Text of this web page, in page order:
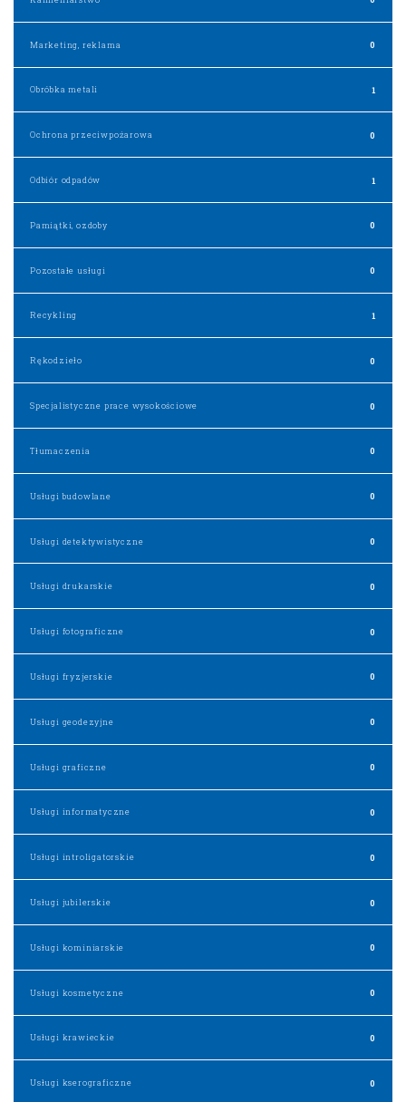
Marketing, reklama 0
Obróbka metali 1
Ochrona przeciwpożarowa 0
Odbiór odpadów 1
Pamiątki, ozdoby 0
Pozostałe usługi 0
Recykling 1
Rękodzieło 0
Specjalistyczne prace wysokościowe 0
Tłumaczenia 0
Usługi budowlane 0
Usługi detektywistyczne 0
Usługi drukarskie 0
Usługi fotograficzne 0
Usługi fryzjerskie 0
Usługi geodezyjne 0
Usługi graficzne 0
Usługi informatyczne 0
Usługi introligatorskie 0
Usługi jubilerskie 0
Usługi kominiarskie 0
Usługi kosmetyczne 0
Usługi krawieckie 0
Usługi kserograficzne 0